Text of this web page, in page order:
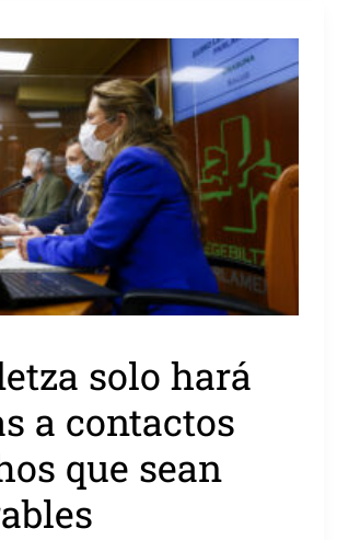
solo hará
a contactos
que sean